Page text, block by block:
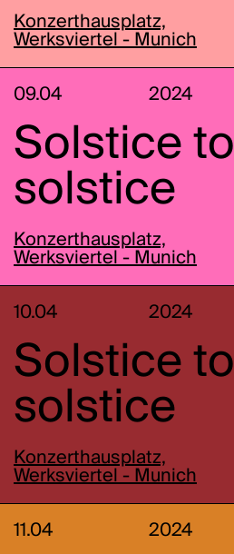
Konzerthausplatz,
Werksviertel - Munich
09.04 2024
Solstice to
solstice
Konzerthausplatz,
Werksviertel - Munich
10.04 2024
Solstice to
solstice
Konzerthausplatz,
Werksviertel - Munich
11.04 2024